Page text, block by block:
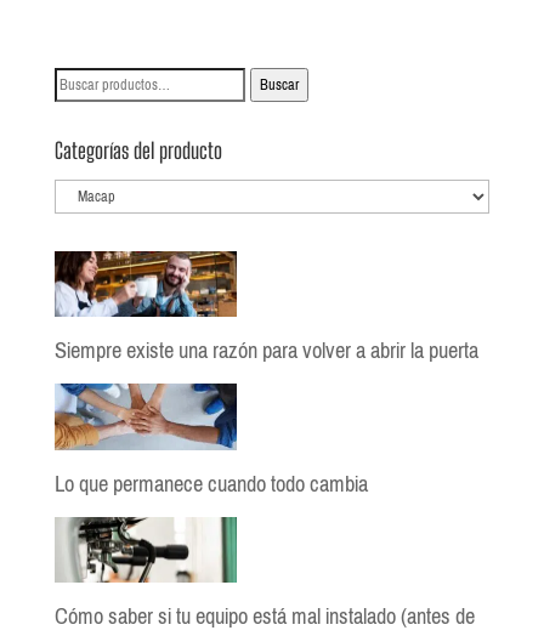
Buscar
Buscar
Categorías del producto
Siempre existe una razón para volver a abrir la puerta
Lo que permanece cuando todo cambia
Cómo saber si tu equipo está mal instalado (antes de